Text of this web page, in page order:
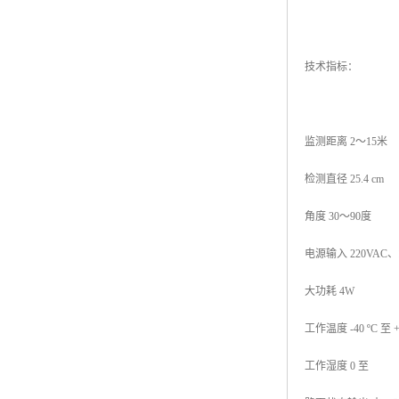
技术指标：
监测距离 2～15米
检测直径 25.4 cm
角度 30～90度
电源输入 220VAC
大功耗 4W
工作温度 -40 ºC 至
工作湿度 0 至